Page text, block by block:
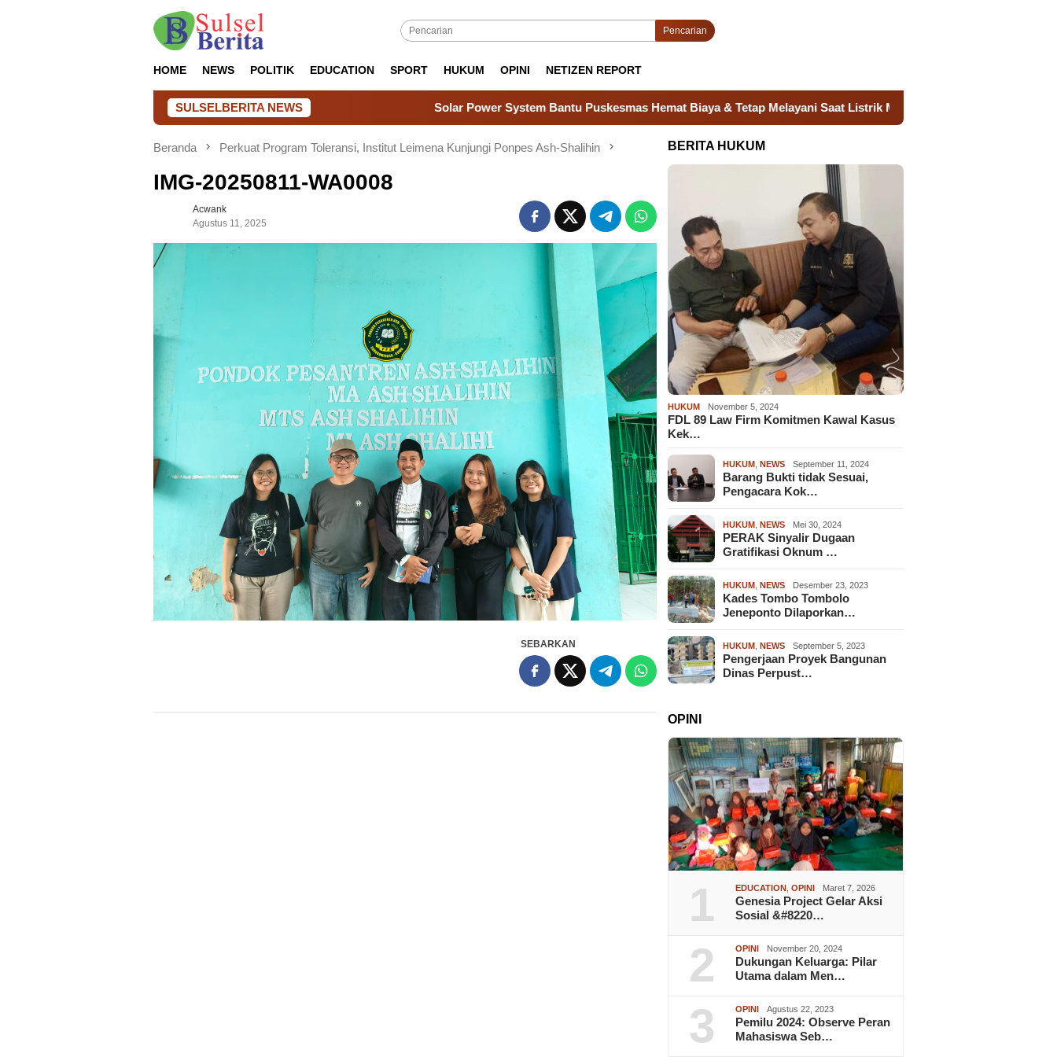
Pencarian
HOME NEWS POLITIK EDUCATION SPORT HUKUM OPINI NETIZEN REPORT
SULSELBERITA NEWS Solar Power System Bantu Puskesmas Hemat Biaya & Tetap Melayani Saat Listrik Mati
Beranda Perkuat Program Toleransi, Institut Leimena Kunjungi Ponpes Ash-Shalihin
IMG-20250811-WA0008
Acwank
Agustus 11, 2025
SEBARKAN
BERITA HUKUM
HUKUM November 5, 2024
FDL 89 Law Firm Komitmen Kawal Kasus
Kek…
HUKUM ,NEWS September 11, 2024
Barang Bukti tidak Sesuai,
Pengacara Kok…
HUKUM ,NEWS Mei 30, 2024
PERAK Sinyalir Dugaan
Gratifikasi Oknum …
HUKUM ,NEWS Desember 23, 2023
Kades Tombo Tombolo
Jeneponto Dilaporkan…
HUKUM ,NEWS September 5, 2023
Pengerjaan Proyek Bangunan
Dinas Perpust…
OPINI
1 EDUCATION ,OPINI Maret 7, 2026
Genesia Project Gelar Aksi
Sosial &#8220…
2 OPINI November 20, 2024
Dukungan Keluarga: Pilar
Utama dalam Men…
3 OPINI Agustus 22, 2023
Pemilu 2024: Observe Peran
Mahasiswa Seb…